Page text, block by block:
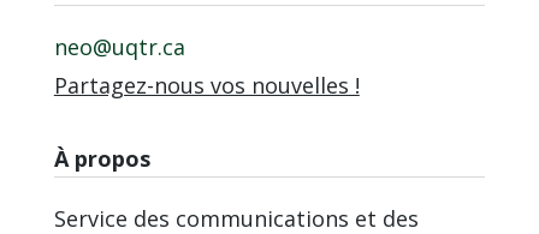
neo@uqtr.ca
Partagez-nous vos nouvelles !
À propos
Service des communications et des